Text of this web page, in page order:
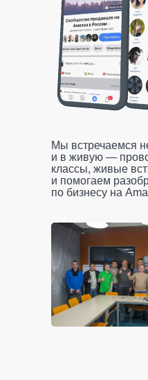
Мы встречаемся
и в живую —
классы, живые
и помогаем
по бизнесу на